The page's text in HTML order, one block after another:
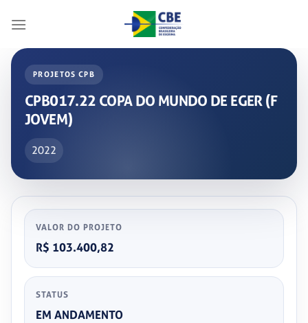
PROJETOS CPB
CPB017.22 COPA DO MUNDO DE EGER (F
JOVEM)
2022
VALOR DO PROJETO
R$ 103.400,82
STATUS
EM ANDAMENTO